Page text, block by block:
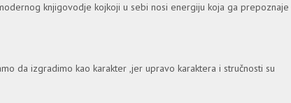
knjigovodje kojkoji u sebi nosi energiju koja ga prepoznaje
da izgradimo kao karakter ,jer upravo karaktera i stručnosti su